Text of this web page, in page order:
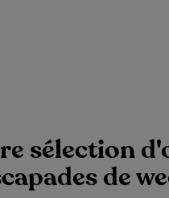
sélection
de